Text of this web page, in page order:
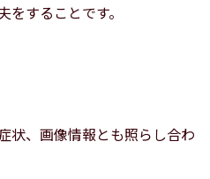
をすることです。
状、画像情報とも照らし合わ